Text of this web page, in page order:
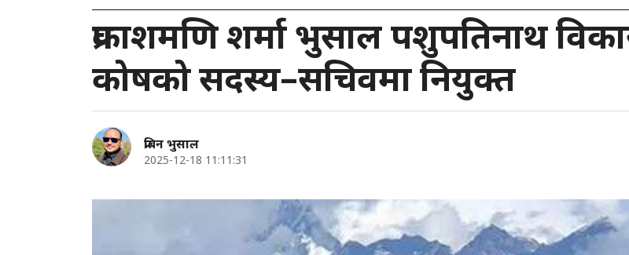
प्रकाशमणि शर्मा भुसाल पशुपतिनाथ
कोषको सदस्य–सचिवमा नियुक्त
प्रबिन भुसाल
2025-12-18 11:11:31